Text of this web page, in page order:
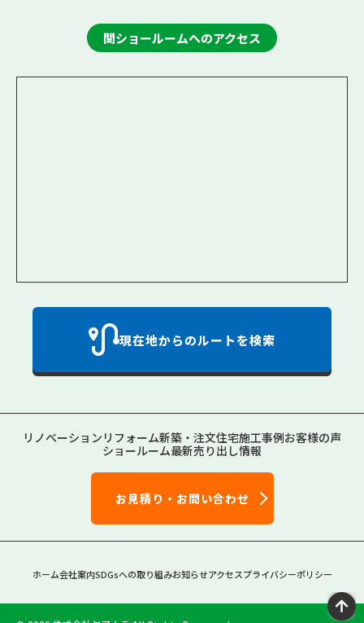
関ショールームへのアクセス
現在地からのルートを検索
リノベーション リフォーム新築・注文住宅施工事例お客様の声
ショールーム最新売り出し情報
お見積り・お問い合わせ
ホーム会社案内SDGsへの取り組みお知らせアクセスプライバシーポリシー